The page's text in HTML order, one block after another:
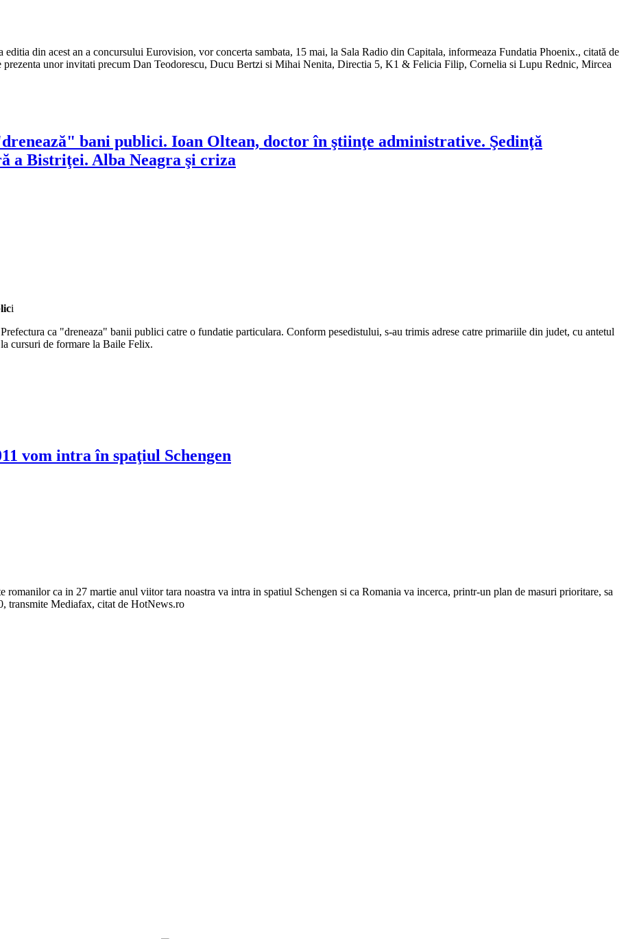
din acest an a concursului Eurovision, vor concerta sambata, 15 mai, la Sala Radio din Capitala, informeaza Fundatia Phoenix., citată de
unor invitati precum Dan Teodorescu, Ducu Bertzi si Mihai Nenita, Directia 5, K1 & Felicia Filip, Cornelia si Lupu Rednic, Mircea
bani publici. Ioan Oltean, doctor în ştiinţe administrative. Şedinţă
a Bistriţei. Alba Neagra şi criza
i
ca "dreneaza" banii publici catre o fundatie particulara. Conform pesedistului, s-au trimis adrese catre primariile din judet, cu antetul
cursuri de formare la Baile Felix.
vom intra în spaţiul Schengen
ca in 27 martie anul viitor tara noastra va intra in spatiul Schengen si ca Romania va incerca, printr-un plan de masuri prioritare, sa
transmite Mediafax, citat de HotNews.ro